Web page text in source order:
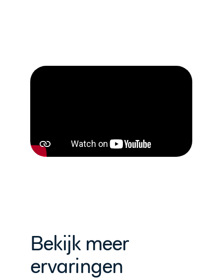
Bekijk meer
ervaringen